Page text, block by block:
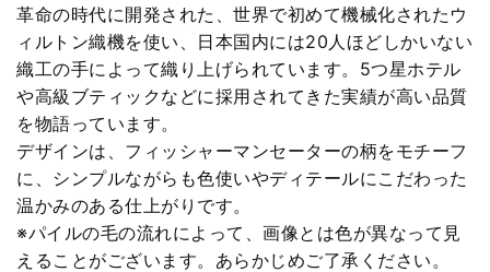
革命の時代に開発された、世界で初めて機械化されたウ
ィルトン織機を使い、日本国内には20人ほどしかいない
織工の手によって織り上げられています。5つ星ホテル
や高級ブティックなどに採用されてきた実績が高い品質
を物語っています。
デザインは、フィッシャーマンセーターの柄をモチーフ
に、シンプルながらも色使いやディテールにこだわった
温かみのある仕上がりです。
※パイルの毛の流れによって、画像とは色が異なって見
えることがございます。あらかじめご了承ください。